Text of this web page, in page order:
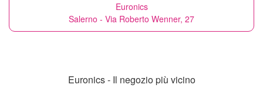
Euronics
Salerno - Via Roberto Wenner, 27
Euronics - Il negozio più vicino